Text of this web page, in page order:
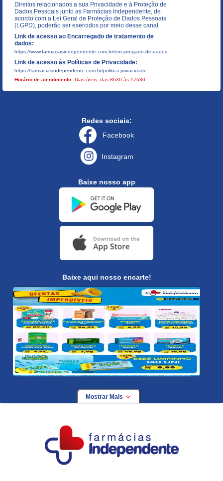
Direitos relacionados a sua Privacidade e à Proteção de
Dados Pessoais junto as Farmácias Independente, de
acordo com a Lei Geral de Proteção de Dados Pessoais
(LGPD), poderão ser exercidos por meio desse canal
Link de acesso ao Encarregado de tratamento de
dados:
https://www.farmaciasindependente.com.br/encarregado-de-dados
Link de acesso às Políticas de Privacidade:
https://farmaciasindependente.com.br/politica-privacidade
Horário de atendimento: Dias úteis, das 8h30 às 17h30
Redes sociais:
Facebook
Instagram
Baixe nosso app
Baixe aqui nosso encarte!
Mostrar Mais